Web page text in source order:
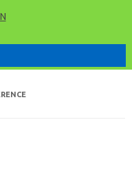
content